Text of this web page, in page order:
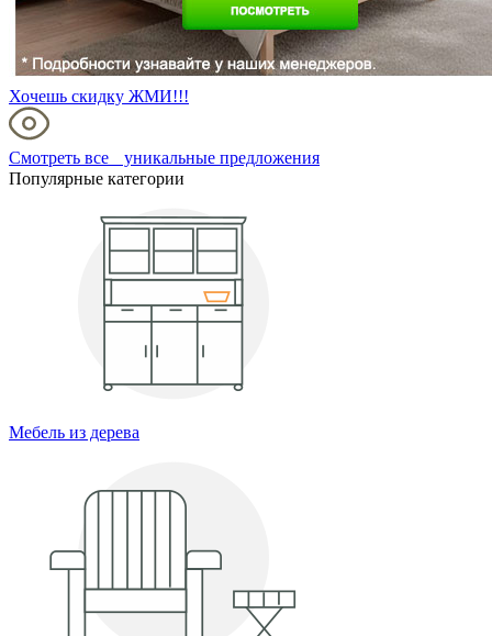
Хочешь скидку ЖМИ!!!
Смотреть все уникальные предложения
Популярные категории
Мебель из дерева